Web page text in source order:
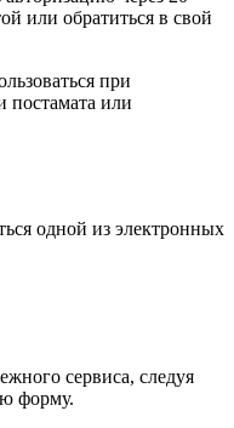
или обратиться в свой
при
постамата или
одной из электронных
сервиса, следуя
форму.